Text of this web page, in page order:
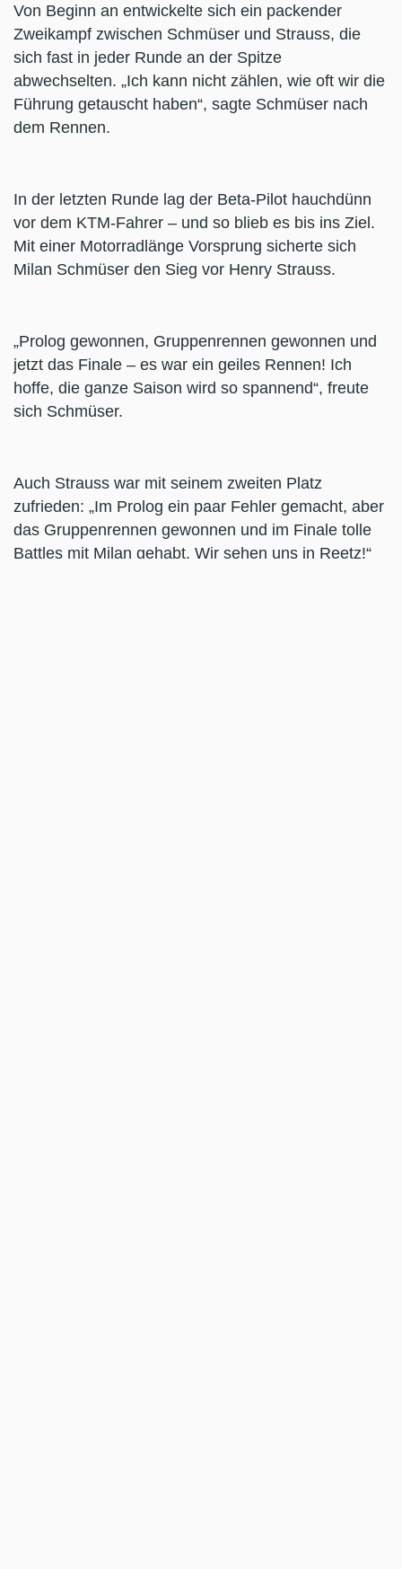
Von Beginn an entwickelte sich ein packender
Zweikampf zwischen Schmüser und Strauss, die
sich fast in jeder Runde an der Spitze
abwechselten. „Ich kann nicht zählen, wie oft wir die
Führung getauscht haben“, sagte Schmüser nach
dem Rennen.
In der letzten Runde lag der Beta-Pilot hauchdünn
vor dem KTM-Fahrer – und so blieb es bis ins Ziel.
Mit einer Motorradlänge Vorsprung sicherte sich
Milan Schmüser den Sieg vor Henry Strauss.
„Prolog gewonnen, Gruppenrennen gewonnen und
jetzt das Finale – es war ein geiles Rennen! Ich
hoffe, die ganze Saison wird so spannend“, freute
sich Schmüser.
Auch Strauss war mit seinem zweiten Platz
zufrieden: „Im Prolog ein paar Fehler gemacht, aber
das Gruppenrennen gewonnen und im Finale tolle
Battles mit Milan gehabt. Wir sehen uns in Reetz!“